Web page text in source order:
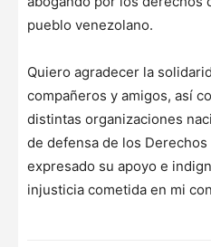
pueblo venezolano.
Quiero agradecer la
compañeros y amigos, así
distintas organizaciones
de defensa de los
expresado su apoyo e
injusticia cometida en mi